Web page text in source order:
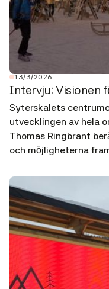
13/3/2026
Intervju: Visionen
Syterskalets
utvecklingen av hela
Thomas Ringbrant
och möjligheterna